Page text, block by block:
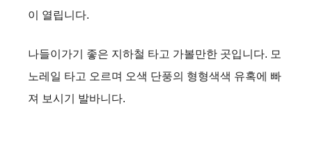
이 열립니다.
나들이가기 좋은 지하철 타고 가볼만한 곳입니다. 모
노레일 타고 오르며 오색 단풍의 형형색색 유혹에 빠
져 보시기 발바니다.